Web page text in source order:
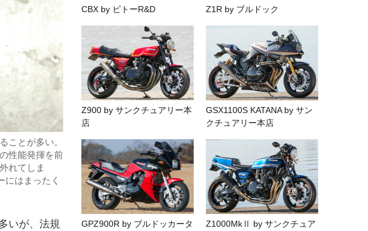
ことが多い。
性能発揮を前
れてしま
にはまったく
いが、法規
CBX by ビトーR&D Z1R by ブルドック
Z900 by サンクチュアリー本
店
GSX1100S KATANA by サン
クチュアリー本店
GPZ900R by ブルドッカータ
Z1000MkⅡ by サンクチュア